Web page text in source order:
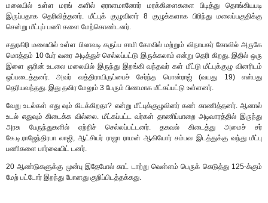
மலையில் உள்ள மரங் களில் ஏராளமானோர் மரக்கிளைகளை பிடித்து தொங்கியபடி
இருப்பதாக தெரிவித்தனர். மீட்புக் குழுவினர் 8 குழுக்களாக பிரிந்து மலைப்பகுதிக்கு
சென்று மீட்புப் பணி களை மேற்கொண்டனர்.
சதுரகிரி மலையில் உள்ள பிலாவடி கருப்ப சாமி கோவில் மற்றும் விநாயகர் கோவில் அருகே
மொத்தம் 10 பேர் வரை அடித்துச் செல்லப்பட்டு இருக்கலாம் என்று தெரி கிறது. இதில் ஒரு
இளை ஞரின் உடலை மலையில் இருந்து இறங்கி வந்தவர் கள் மீட்டு மீட்புக்குழு வினரிடம்
ஒப்படைத்தனர். அவர் வத்திராயிருப்பைச் சேர்ந்த பொன்ராஜ் (வயது 19) என்பது
தெரியவந்தது. இது தவிர மேலும் 3 பேரும் பிணமாக மீட்கப்பட்டு உள்ளனர்.
வேறு உடல்கள் எது வும் கிடக்கிறதா? என்று மீட்புக்குழுவினர் கண் காணித்தனர். ஆனால்
உடல் எதுவும் கிடைக்க வில்லை. மீட்கப்பட்ட வர்கள் தாணிப்பாறை அடிவாரத்தில் இருந்து
அரசு பேருந்துகளில் ஏற்றிச் செல்லப்பட்டனர். தகவல் கிடைத்து அமைச் சர்
கே.டி.ராஜேந்திரபா லாஜி, ஆட்சியர் ராஜா ராமன் ஆகியோர் சம்பவ இடத்துக்கு வந்து மீட்பு
பணிகளை பார்வையிட் டனர்.
20 ஆண்டுகளுக்கு முன்பு இதேபோல் காட் டாற்று வெள்ளம் பெருக் கெடுத்து 125-க்கும்
மேற் பட்டோர் இறந்து போனது குறிப்பிடத்தக்கது.